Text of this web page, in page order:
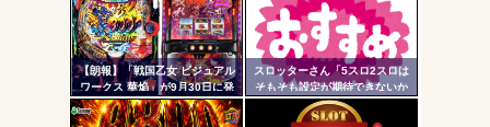
【朗報】「戦国乙女 ビジュアル
ワークス 華焔」が9月30日に発
売決定！定価3980円、P戦国乙
女7・L戦国乙女5・グッズなどの
スロッターさん「5スロ2スロは
そもそも設定が期待できないか
らやるもんじゃない」